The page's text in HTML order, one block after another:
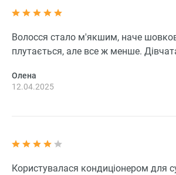
Волосся стало м'якшим, наче
плутається, але все ж менше.
Олена
12.04.2025
Користувалася кондиціонером для